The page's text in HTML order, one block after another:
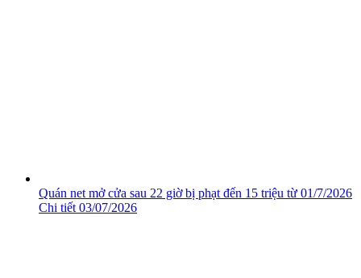
Quán net mở cửa sau 22 giờ bị phạt đến 15 triệu từ 01/7/2026
Chi tiết 03/07/2026